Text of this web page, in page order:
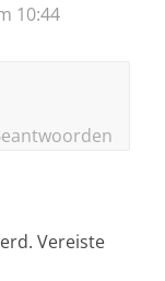
10:44
Vereiste